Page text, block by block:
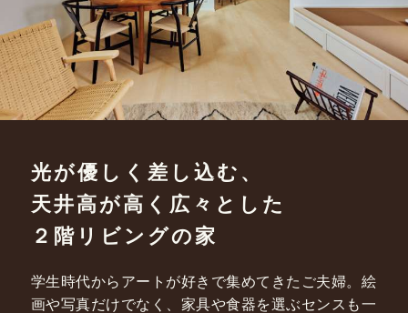
光が優しく差し込む、
天井高が高く広々とした
２階リビングの家
学生時代からアートが好きで集めてきたご夫婦。 絵
画や写真だけでなく、家具や食器を選ぶセンスも一